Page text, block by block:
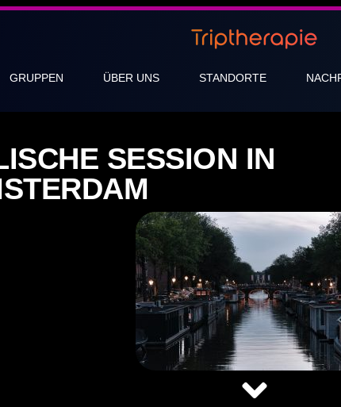
GRUPPEN ÜBER UNS STANDORTE
SESSION IN